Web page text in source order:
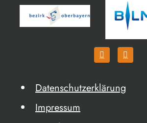
Datenschutzerklärung
Impressum